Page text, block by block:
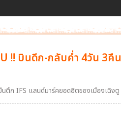
!! บินดึก-กลับค่ำ 4วัน 3คืน
นตึก IFS แลนด์มาร์คยอดฮิตของเมืองเฉิงตู